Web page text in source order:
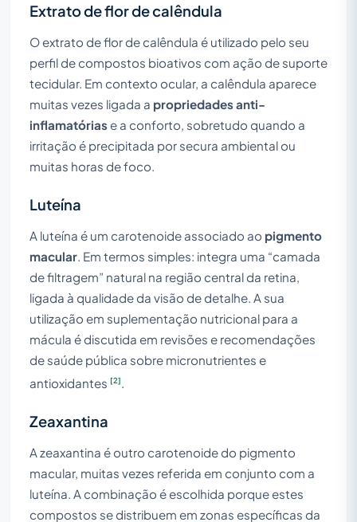
Extrato de flor de calêndula
O extrato de flor de calêndula é utilizado pelo seu
perfil de compostos bioativos com ação de suporte
tecidular. Em contexto ocular, a calêndula aparece
muitas vezes ligada a propriedades anti-
inflamatóriase a conforto, sobretudo quando a
irritação é precipitada por secura ambiental ou
muitas horas de foco.
Luteína
A luteína é um carotenoide associado ao pigmento
macular . Em termos simples: integra uma “camada
de filtragem” natural na região central da retina,
ligada à qualidade da visão de detalhe. A sua
utilização em suplementação nutricional para a
mácula é discutida em revisões e recomendações
de saúde pública sobre micronutrientes e
antioxidantes [2]
Zeaxantina
A zeaxantina é outro carotenoide do pigmento
macular, muitas vezes referida em conjunto com a
luteína. A combinação é escolhida porque estes
compostos se distribuem em zonas específicas da